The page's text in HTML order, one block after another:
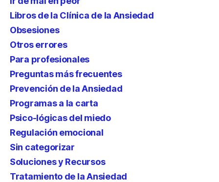
Libros de la Clínica de la Ansiedad
Obsesiones
Otros errores
Para profesionales
Preguntas más frecuentes
Prevención de la Ansiedad
Programas a la carta
Psico-lógicas del miedo
Regulación emocional
Sin categorizar
Soluciones y Recursos
Tratamiento de la Ansiedad